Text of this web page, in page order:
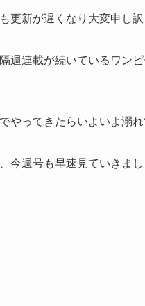
更新が遅くなり大変申し訳
週連載が続いているワン
やってきたらいよいよ溺
今週号も早速見ていきまし